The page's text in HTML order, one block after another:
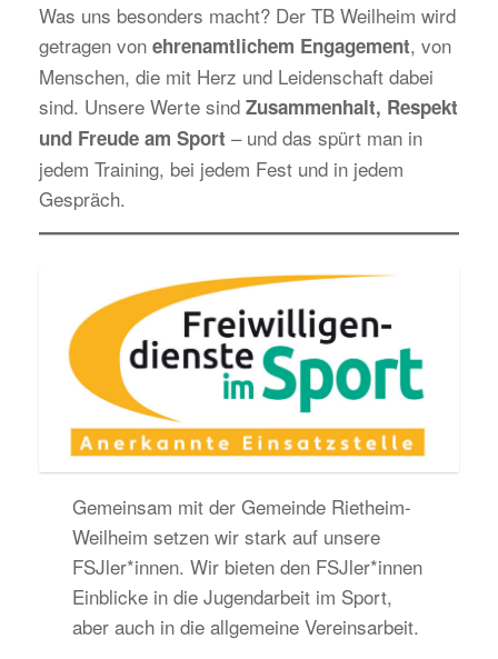
Was uns besonders macht? Der TB Weilheim wird
getragen von ehrenamtlichem Engagement, von
Menschen, die mit Herz und Leidenschaft dabei
sind. Unsere Werte sind Zusammenhalt, Respekt
und Freude am Sport – und das spürt man in
jedem Training, bei jedem Fest und in jedem
Gespräch.
Gemeinsam mit der Gemeinde Rietheim-
Weilheim setzen wir stark auf unsere
FSJler*innen. Wir bieten den FSJler*innen
Einblicke in die Jugendarbeit im Sport,
aber auch in die allgemeine Vereinsarbeit.